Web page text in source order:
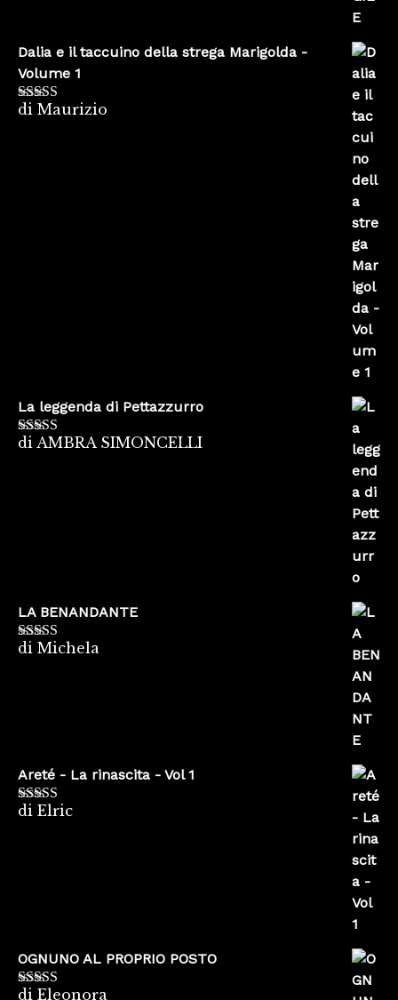
Dalia e il taccuino della strega Marigolda -
Volume 1
Valutato4
di Maurizio
La leggenda di Pettazzurro
Valutato5su
di AMBRA SIMONCELLI
LA BENANDANTE
Valutato5su
di Michela
Areté - La rinascita - Vol 1
Valutato5
di Elric
OGNUNO AL PROPRIO POSTO
di Eleonora